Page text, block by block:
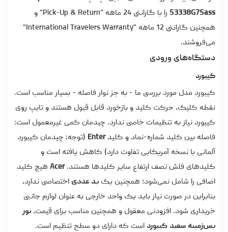
53338G75ass
را با گارانتی 24 ماهه "Pick-Up & Return" و
همچنین گارانتی 12 ماهه "International Travelers Warranty"
می‌فروشند.
دستگاه‌های ورودی
کیبورد
کیبورد مدل مورد بررسی ما - به جز نوار فاصله - بسیار مناسب است.
نقطه کلیک، حرکت کلید و بازخورد قابل قبول هستند و تایپ روی
کیبورد نیاز به تنظیمات خاصی ندارد. چیدمان کمی غیرمعمول است:
فاصله بین کلید شماره-نماد و کلیدEnter (توجه: چیدمان کیبورد
آلمانی با نسخه آمریکایی تفاوت دارد) کاهش یافته است و
کلیدهای فلش نصف ارتفاع سایر کلیدها هستند.Acer هیچ کلید
اضافی را شامل نمی‌شود؛ همچنین یک پد عددی اختصاصی ندارد،
بنابراین در صورت نیاز باید یک واحد خارجی به عنوان لوازم جانبی
خریداری شود. افزودنی معقول و همچنین مناسب برای قیمت، نور
پس‌زمینه سفید کیبورد است که دارای دو سطح تنظیم است.